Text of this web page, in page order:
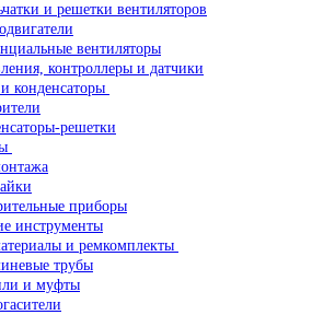
и решетки вентиляторов
вентиляторы
контроллеры и датчики
конденсаторы
решетки
приборы
инструменты
и ремкомплекты
трубы
и муфты